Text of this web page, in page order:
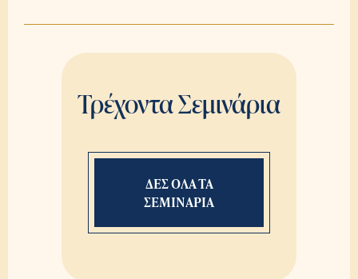
Τρέχοντα Σεμινάρια
ΔΕΣ ΟΛΑ ΤΑ
ΣΕΜΙΝΑΡΙΑ